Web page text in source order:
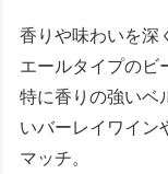
香りや味わいを深
エールタイプのビ
特に香りの強いベ
いバーレイワイン
マッチ。